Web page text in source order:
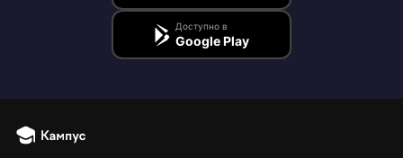
Доступно в
Google Play